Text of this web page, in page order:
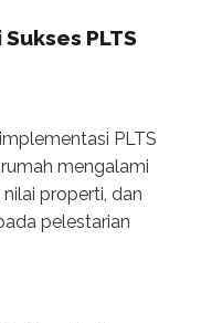
PLTS
PLTS
mengalami
properti, dan
pelestarian